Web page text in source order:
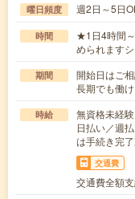
曜日頻度 週2日～5日
時間
★1日4時間
められます
期間
開始日はご
長期でも働け
時給
無資格未経
日払い／週
は手続き完
交通費
交通費全額